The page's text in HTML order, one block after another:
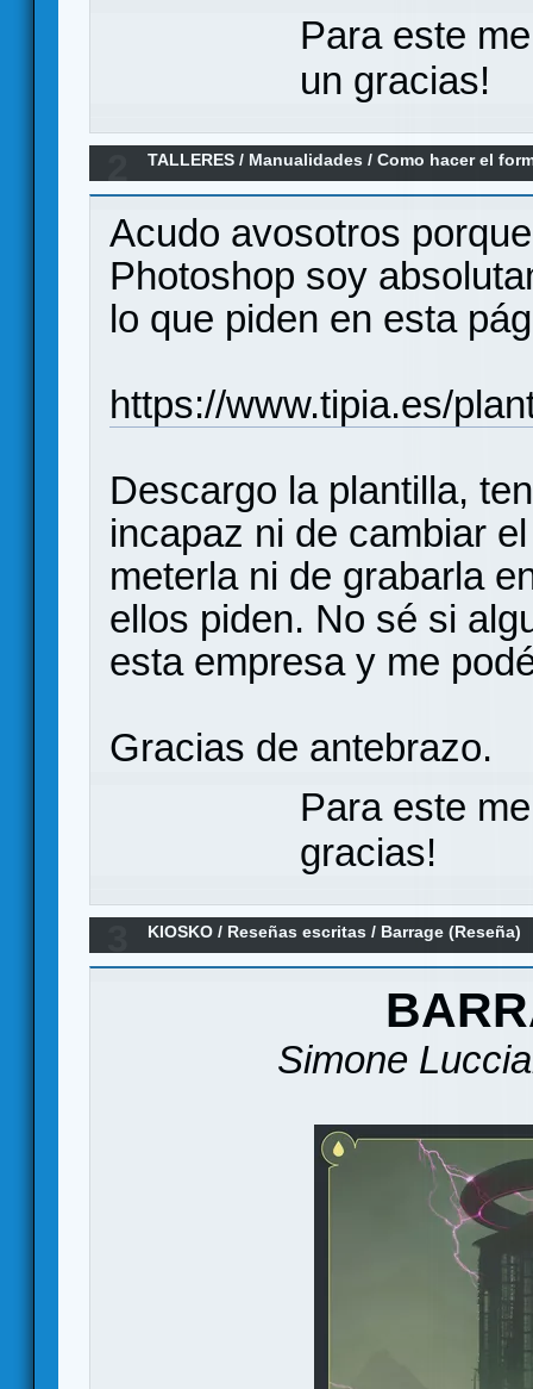
Para este
un gracias!
TALLERES / Manualidades /Como hacer el
Tipia para sus mazos de cartas
Acudo avosotros
Photoshop soy
lo que piden en esta
https://www.tipia.es/
Descargo la plantilla,
incapaz ni de cambiar
meterla ni de grabarla
ellos piden. No sé si
esta empresa y me
Gracias de antebrazo.
Para este
gracias!
KIOSKO / Reseñas escritas / Barrage (Reseña)
Simone